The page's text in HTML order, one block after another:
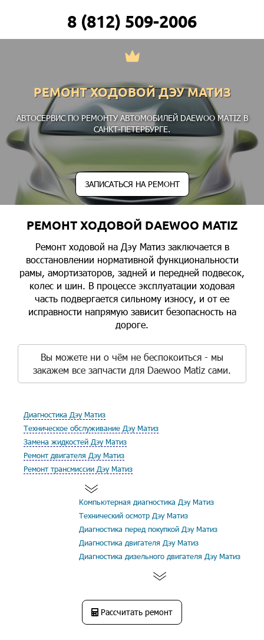
8 (812) 509-2006
РЕМОНТ ХОДОВОЙ ДЭУ МАТИЗ
АВТОСЕРВИС ПО РЕМОНТУ АВТОМОБИЛЕЙ DAEWOO MATIZ В
САНКТ-ПЕТЕРБУРГЕ.
ЗАПИСАТЬСЯ НА РЕМОНТ
РЕМОНТ ХОДОВОЙ DAEWOO MATIZ
Ремонт ходовой на Дэу Матиз заключается в
восстановлении нормативной функциональности
рамы, амортизаторов, задней и передней подвесок,
колес и шин. В процессе эксплуатации ходовая
часть подвергается сильному износу, и от ее
исправности напрямую зависит безопасность на
дороге.
Вы можете ни о чём не беспокоиться - мы
закажем все запчасти для Daewoo Matiz сами.
Диагностика Дэу Матиз
Техническое обслуживание Дэу Матиз
Замена жидкостей Дэу Матиз
Ремонт двигателя Дэу Матиз
Ремонт трансмиссии Дэу Матиз
Компьютерная диагностика Дэу Матиз
Технический осмотр Дэу Матиз
Диагностика перед покупкой Дэу Матиз
Диагностика двигателя Дэу Матиз
Диагностика дизельного двигателя Дэу Матиз
Рассчитать ремонт